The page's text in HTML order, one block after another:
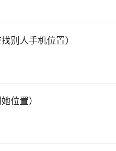
别人手机位置）
位置）